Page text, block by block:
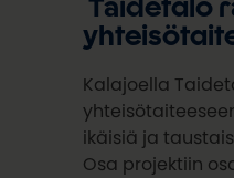
Taidetalo
Kalajoella
ikäisiä ja
Osa projektiin